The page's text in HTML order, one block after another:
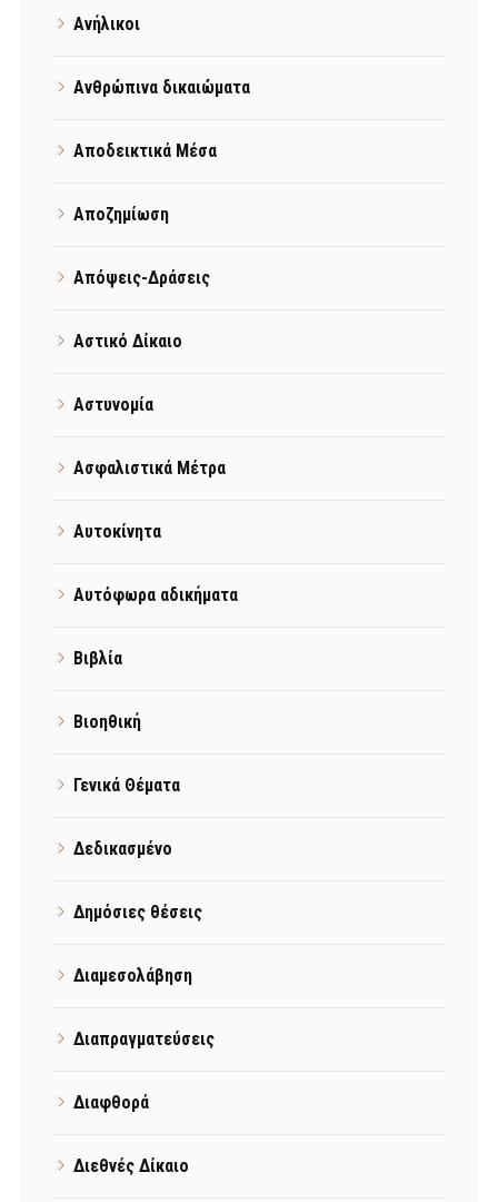
Ανήλικοι
Ανθρώπινα δικαιώματα
Αποδεικτικά Μέσα
Αποζημίωση
Απόψεις-Δράσεις
Αστικό Δίκαιο
Αστυνομία
Ασφαλιστικά Μέτρα
Αυτοκίνητα
Αυτόφωρα αδικήματα
Βιβλία
Βιοηθική
Γενικά Θέματα
Δεδικασμένο
Δημόσιες θέσεις
Διαμεσολάβηση
Διαπραγματεύσεις
Διαφθορά
Διεθνές Δίκαιο